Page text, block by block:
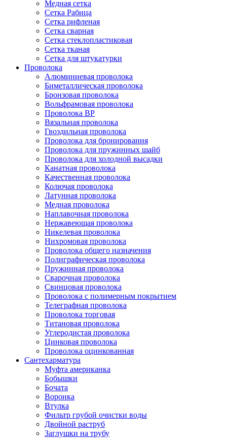
Медная сетка
Сетка Рабица
Сетка рифленая
Сетка сварная
Сетка стеклопластиковая
Сетка тканая
Сетка для штукатурки
Проволока
Алюминиевая проволока
Биметаллическая проволока
Бронзовая проволока
Вольфрамовая проволока
Проволока ВР
Вязальная проволока
Гвоздильная проволока
Проволока для бронирования
Проволока для пружинных шайб
Проволока для холодной высадки
Канатная проволока
Качественная проволока
Колючая проволока
Латунная проволока
Медная проволока
Наплавочная проволока
Нержавеющая проволока
Никелевая проволока
Нихромовая проволока
Проволока общего назначения
Полиграфическая проволока
Пружинная проволока
Сварочная проволока
Свинцовая проволока
Проволока с полимерным покрытием
Телеграфная проволока
Проволока торговая
Титановая проволока
Углеродистая проволока
Цинковая проволока
Проволока оцинкованная
Сантехарматура
Муфта американка
Бобышки
Бочата
Воронка
Втулка
Фильтр грубой очистки воды
Двойной раструб
Заглушки на трубу